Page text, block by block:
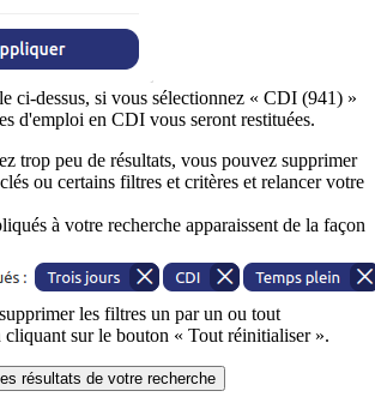
ci-dessus, si vous sélectionnez « CDI (941) »
d'emploi en CDI vous seront restituées.
trop peu de résultats, vous pouvez supprimer
ou certains filtres et critères et relancer votre
à votre recherche apparaissent de la façon
les filtres un par un ou tout
cliquant sur le bouton « Tout réinitialiser ».
résultats de votre recherche